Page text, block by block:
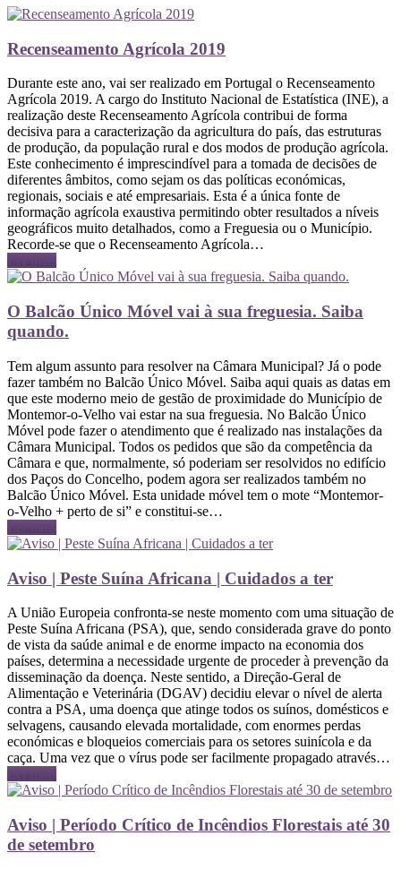
Recenseamento Agrícola 2019
Durante este ano, vai ser realizado em Portugal o Recenseamento
Agrícola 2019. A cargo do Instituto Nacional de Estatística (INE), a
realização deste Recenseamento Agrícola contribui de forma
decisiva para a caracterização da agricultura do país, das estruturas
de produção, da população rural e dos modos de produção agrícola.
Este conhecimento é imprescindível para a tomada de decisões de
diferentes âmbitos, como sejam os das políticas económicas,
regionais, sociais e até empresariais. Esta é a única fonte de
informação agrícola exaustiva permitindo obter resultados a níveis
geográficos muito detalhados, como a Freguesia ou o Município.
Recorde-se que o Recenseamento Agrícola…
Ler mais
O Balcão Único Móvel vai à sua freguesia. Saiba
quando.
Tem algum assunto para resolver na Câmara Municipal? Já o pode
fazer também no Balcão Único Móvel. Saiba aqui quais as datas em
que este moderno meio de gestão de proximidade do Município de
Montemor-o-Velho vai estar na sua freguesia. No Balcão Único
Móvel pode fazer o atendimento que é realizado nas instalações da
Câmara Municipal. Todos os pedidos que são da competência da
Câmara e que, normalmente, só poderiam ser resolvidos no edifício
dos Paços do Concelho, podem agora ser realizados também no
Balcão Único Móvel. Esta unidade móvel tem o mote “Montemor-
o-Velho + perto de si” e constitui-se…
Ler mais
Aviso | Peste Suína Africana | Cuidados a ter
A União Europeia confronta-se neste momento com uma situação de
Peste Suína Africana (PSA), que, sendo considerada grave do ponto
de vista da saúde animal e de enorme impacto na economia dos
países, determina a necessidade urgente de proceder à prevenção da
disseminação da doença. Neste sentido, a Direção-Geral de
Alimentação e Veterinária (DGAV) decidiu elevar o nível de alerta
contra a PSA, uma doença que atinge todos os suínos, domésticos e
selvagens, causando elevada mortalidade, com enormes perdas
económicas e bloqueios comerciais para os setores suinícola e da
caça. Uma vez que o vírus pode ser facilmente propagado através…
Ler mais
Aviso | Período Crítico de Incêndios Florestais até 30
de setembro